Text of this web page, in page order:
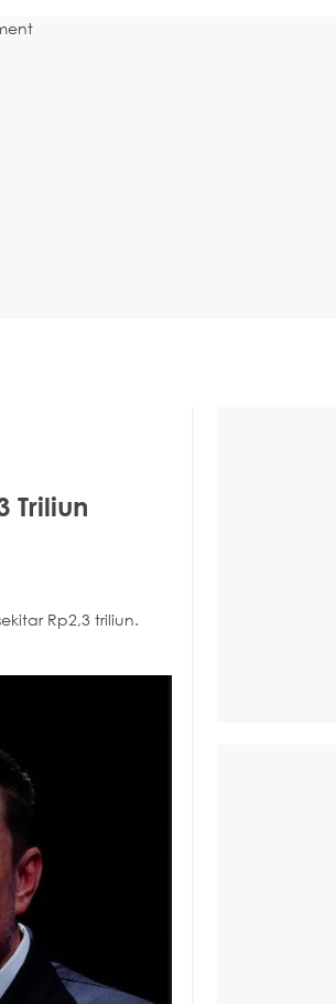
Triliun
Rp2,3 triliun.